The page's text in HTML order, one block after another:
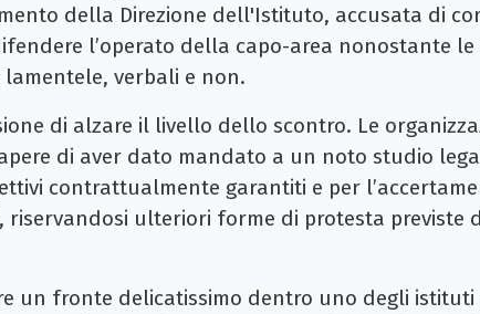
della Direzione dell'Istituto, accusata di
l’operato della capo-area nonostante le
lamentele, verbali e non.
di alzare il livello dello scontro. Le
di aver dato mandato a un noto studio
contrattualmente garantiti e per
riservandosi ulteriori forme di protesta previste
un fronte delicatissimo dentro uno degli istituti